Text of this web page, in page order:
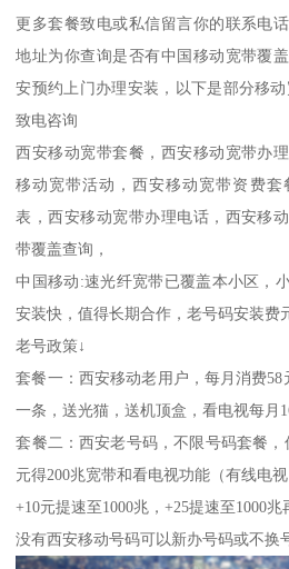
更多套餐致电或私信留言你的联系电
地址为你查询是否有中国移动宽带覆
安预约上门办理安装，以下是部分移
致电咨询
西安移动宽带套餐，西安移动宽带办
移动宽带活动，西安移动宽带资费
表，西安移动宽带办理电话，西安移
带覆盖查询，
中国移动:速光纤宽带已覆盖本小区，
安装快，值得长期合作，老号码安装费
老号政策↓
套餐一：西安移动老用户，每月消费58
一条，送光猫，送机顶盒，看电视每月
套餐二：西安老号码，不限号码套餐
元得200兆宽带和看电视功能（有线电视
+10元提速至1000兆，+25提速至1000
没有西安移动号码可以新办号码或不换